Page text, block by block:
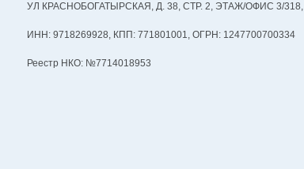
УЛ КРАСНОБОГАТЫРСКАЯ, Д. 38, СТР. 2, ЭТАЖ/ОФИС 3/318,
ИНН: 9718269928, КПП: 771801001, ОГРН: 1247700700334
Реестр НКО: №7714018953